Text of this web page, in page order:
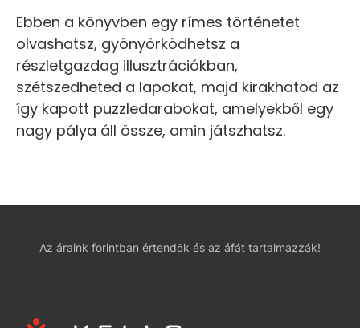
Ebben a könyvben egy rímes történetet
olvashatsz, gyönyörködhetsz a
részletgazdag illusztrációkban,
szétszedheted a lapokat, majd kirakhatod az
így kapott puzzledarabokat, amelyekből egy
nagy pálya áll össze, amin játszhatsz.
Az áraink forintban értendők és az áfát tartalmazzák!